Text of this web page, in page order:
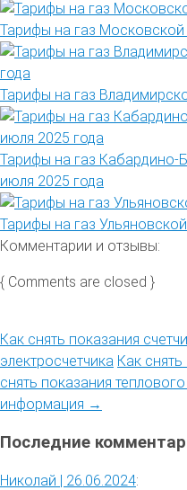
Тарифы на газ
Тарифы на газ
Тарифы на газ Кабардино-
июля 2025 года
Тарифы на газ
Комментарии и отзывы:
{ Comments are closed }
Как снять показания
электросчетчика Как снять
снять показания
информация →
Последние
Николай | 26.06.2024: